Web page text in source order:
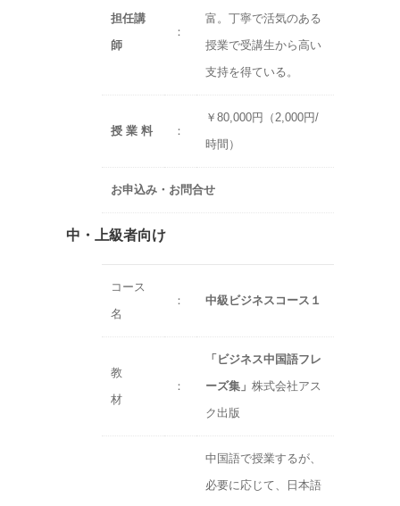
担任講
師
：
富。丁寧で活気のある
授業で受講生から高い
支持を得ている。
授 業 料 ：
￥80,000円（2,000円/
時間）
お申込み・お問合せ
中・上級者向け
コース
名
： 中級ビジネスコース１
教
材
：
「ビジネス中国語フレ
ーズ集」 株式会社アス
ク出版
中国語で授業するが、
必要に応じて、日本語